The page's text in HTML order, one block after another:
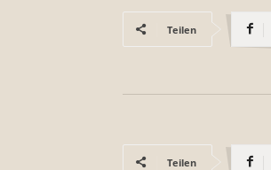
Teilen
Teilen